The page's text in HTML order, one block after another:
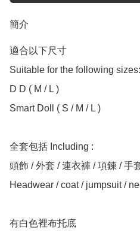
簡介
適合以下尺寸
Suitable for the following sizes:
D D ( M / L )
Smart Doll ( S / M / L )
全套包括 Including :
頭飾 / 外套 / 連衣褲 / 項鍊 / 手
Headwear / coat / jumpsuit /
有白色裡布托底